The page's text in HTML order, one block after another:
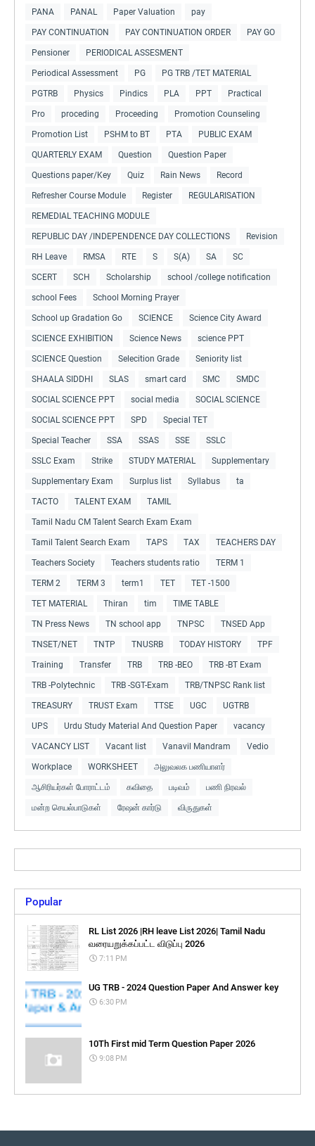
PANA PANAL Paper Valuation pay
PAY CONTINUATION PAY CONTINUATION ORDER PAY GO
Pensioner PERIODICAL ASSESMENT
Periodical Assessment PG PG TRB /TET MATERIAL
PGTRB Physics Pindics PLA PPT Practical
Pro proceding Proceeding Promotion Counseling
Promotion List PSHM to BT PTA PUBLIC EXAM
QUARTERLY EXAM Question Question Paper
Questions paper/Key Quiz Rain News Record
Refresher Course Module Register REGULARISATION
REMEDIAL TEACHING MODULE
REPUBLIC DAY /INDEPENDENCE DAY COLLECTIONS Revision
RH Leave RMSA RTE S S(A) SA SC
SCERT SCH Scholarship school /college notification
school Fees School Morning Prayer
School up Gradation Go SCIENCE Science City Award
SCIENCE EXHIBITION Science News science PPT
SCIENCE Question Selecition Grade Seniority list
SHAALA SIDDHI SLAS smart card SMC SMDC
SOCIAL SCIENCE PPT social media SOCIAL SCIENCE
SOCIAL SCIENCE PPT SPD Special TET
Special Teacher SSA SSAS SSE SSLC
SSLC Exam Strike STUDY MATERIAL Supplementary
Supplementary Exam Surplus list Syllabus ta
TACTO TALENT EXAM TAMIL
Tamil Nadu CM Talent Search Exam Exam
Tamil Talent Search Exam TAPS TAX TEACHERS DAY
Teachers Society Teachers students ratio TERM 1
TERM 2 TERM 3 term1 TET TET -1500
TET MATERIAL Thiran tim TIME TABLE
TN Press News TN school app TNPSC TNSED App
TNSET/NET TNTP TNUSRB TODAY HISTORY TPF
Training Transfer TRB TRB -BEO TRB -BT Exam
TRB -Polytechnic TRB -SGT-Exam TRB/TNPSC Rank list
TREASURY TRUST Exam TTSE UGC UGTRB
UPS Urdu Study Material And Question Paper vacancy
VACANCY LIST Vacant list Vanavil Mandram Vedio
Workplace WORKSHEET அலுவலக பணியாளர்
ஆசிரியர்கள் போராட்டம் கவிதை படிவம் பணி நிரவல்
மன்ற செயல்பாடுகள் ரேஷன் கார்டு விருதுகள்
Popular
RL List 2026 |RH leave List 2026| Tamil Nadu
வரையறுக்கப்பட்ட விடுப்பு 2026
7:11 PM
UG TRB - 2024 Question Paper And Answer key
6:30 PM
10Th First mid Term Question Paper 2026
9:08 PM